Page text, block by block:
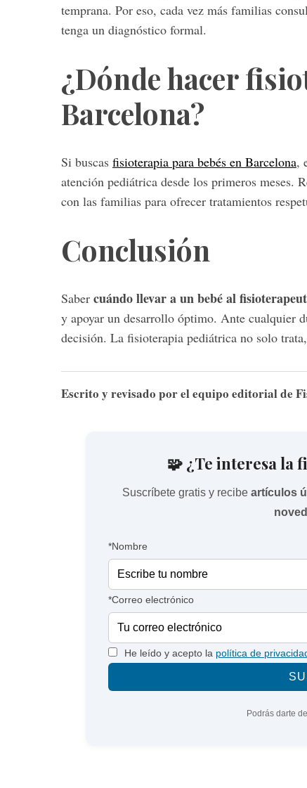
temprana. Por eso, cada vez más familias
tenga un diagnóstico formal.
¿Dónde hacer
Barcelona?
Si buscas fisioterapia para bebés en Barcelona,
atención pediátrica desde los primeros meses.
con las familias para ofrecer tratamientos
Conclusión
Saber cuándo llevar a un bebé al
y apoyar un desarrollo óptimo. Ante cualquier
decisión. La fisioterapia pediátrica no solo
Escrito y revisado por el equipo editorial de
🧩 ¿Te interesa la
Suscríbete gratis y recibe artículos
*Nombre
*Correo electrónico
He leído y acepto la política de
Podrás darte